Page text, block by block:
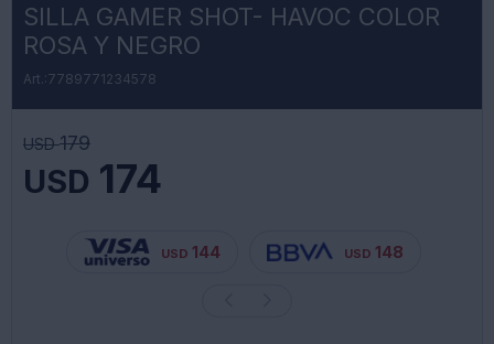
SILLA GAMER SHOT- HAVOC COLOR
ROSA Y NEGRO
7789771234578
USD 174
USD 179
USD 144 USD 148